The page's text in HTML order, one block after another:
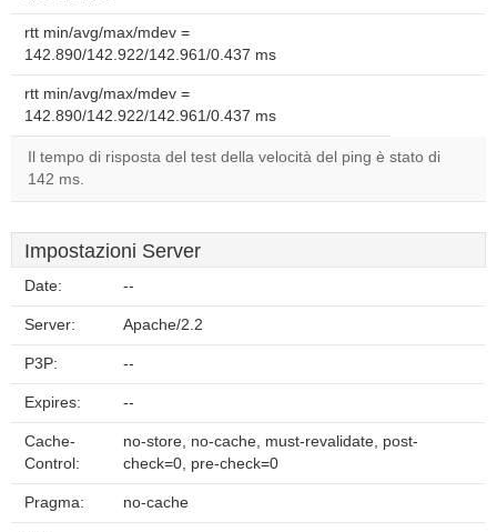
rtt min/avg/max/mdev =
142.890/142.922/142.961/0.437 ms
rtt min/avg/max/mdev =
142.890/142.922/142.961/0.437 ms
Il tempo di risposta del test della velocità del ping è stato di
142 ms.
Impostazioni Server
Date: --
Server: Apache/2.2
P3P: --
Expires: --
Cache-
Control:
no-store, no-cache, must-revalidate, post-
check=0, pre-check=0
Pragma: no-cache